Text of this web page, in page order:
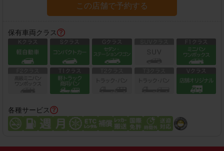
この店舗で予約する
保有車両クラス
各種サービス